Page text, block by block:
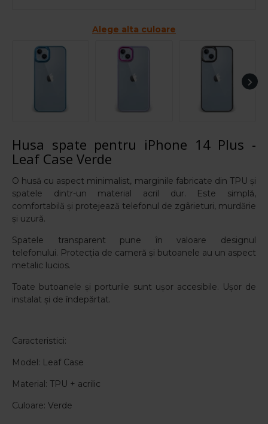
Alege alta culoare
Husa spate pentru iPhone 14 Plus -
Leaf Case Verde
O husă cu aspect minimalist, marginile fabricate din TPU și
spatele dintr-un material acril dur. Este simplă,
comfortabilă și protejează telefonul de zgârieturi, murdărie
și uzură.
Spatele transparent pune în valoare designul
telefonului. Protecția de cameră și butoanele au un aspect
metalic lucios.
Toate butoanele și porturile sunt ușor accesibile. Ușor de
instalat și de îndepărtat.
Caracteristici:
Model: Leaf Case
Material: TPU + acrilic
Culoare: Verde